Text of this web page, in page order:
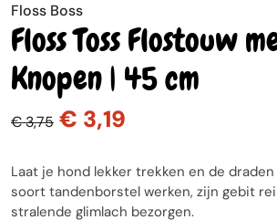
Floss Boss
Floss Toss Flostouw
Knopen | 45 cm
€ 3,75 € 3,19
Laat je hond lekker trekken en de draden
soort tandenborstel werken, zijn gebit
stralende glimlach bezorgen.